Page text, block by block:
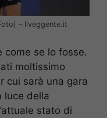
– Ilveggente.it
come se lo fosse.
moltissimo
cui sarà una gara
luce della
stato di